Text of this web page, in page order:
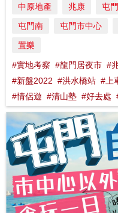
中原地產 兆康 屯
屯門南
屯門市中心
置樂
#實地考察 #龍門居夜市 #
#新盤2022 #洪水橋站 #上
#情侶遊 #清山塾 #好去處